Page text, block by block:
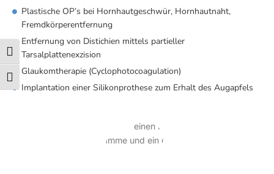
Umschalten auf hohe Kontraste
Schrift vergrößern
Plastische OP’s bei Hornhautgeschwür, Hornhautnaht,
Fremdkörperentfernung
Entfernung von Distichien mittels partieller
Tarsalplattenexzision
Glaukomtherapie (Cyclophotocoagulation)
Implantation einer Silikonprothese zum Erhalt des Augapfels